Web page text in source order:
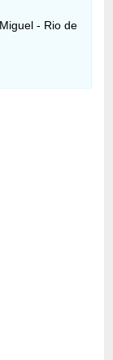
- Rio de